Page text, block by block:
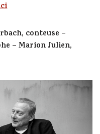
conteuse –
– Marion Julien,